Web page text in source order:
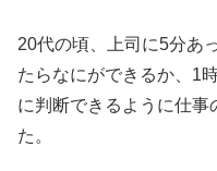
20代の頃、上司に5分あ
たらなにができるか、1
に判断できるように仕事
た。